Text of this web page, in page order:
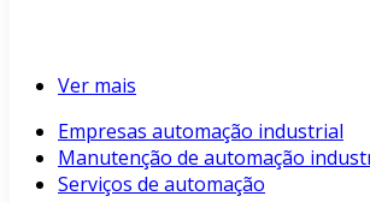
Ver mais
Empresas automação industrial
Manutenção de automação
Serviços de automação